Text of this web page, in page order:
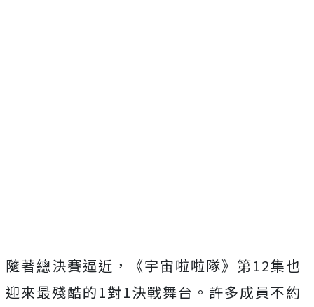
隨著總決賽逼近，《宇宙啦啦隊》 第12集也
迎來最殘酷的1對1決戰舞台。 許多成員不約